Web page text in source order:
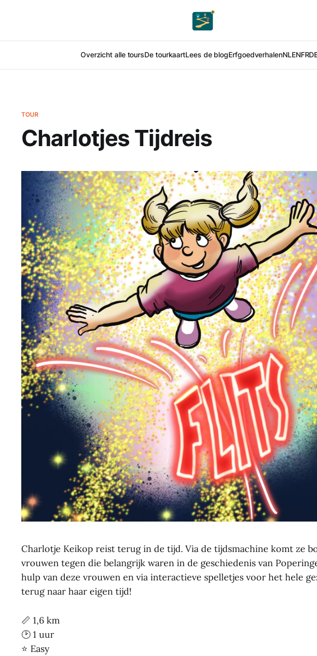
Overzicht alle toursDe tourkaartLees de blogErfgoedverhalenNLENFR
TOUR
Charlotjes Tijdreis
Charlotje Keikop reist terug in de tijd. Via de tijdsmachine komt ze
vrouwen tegen die belangrijk waren in de geschiedenis van
hulp van deze vrouwen en via interactieve spelletjes voor het hele
terug naar haar eigen tijd!
📏 1,6 km
🕑 1 uur
⭐ Easy